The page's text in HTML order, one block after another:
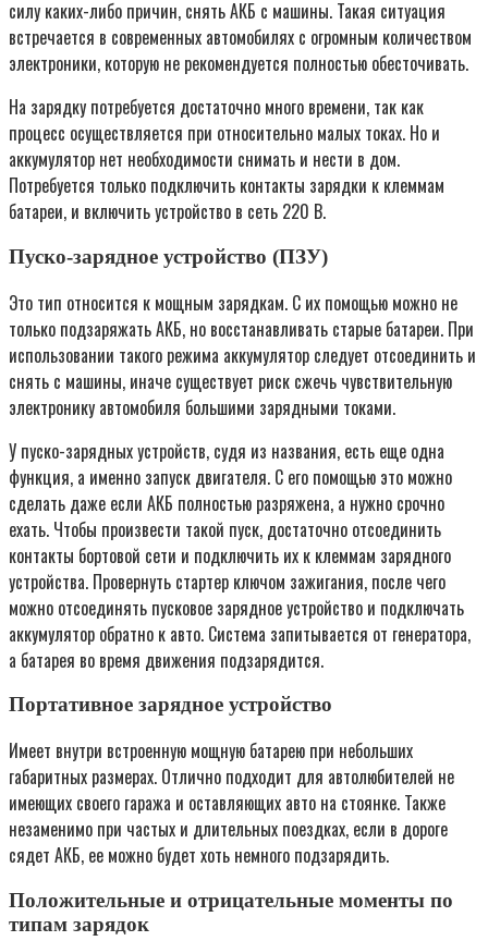
силу каких-либо причин, снять АКБ с машины. Такая ситуация
встречается в современных автомобилях с огромным количеством
электроники, которую не рекомендуется полностью обесточивать.
На зарядку потребуется достаточно много времени, так как
процесс осуществляется при относительно малых токах. Но и
аккумулятор нет необходимости снимать и нести в дом.
Потребуется только подключить контакты зарядки к клеммам
батареи, и включить устройство в сеть 220 В.
Пуско-зарядное устройство (ПЗУ)
Это тип относится к мощным зарядкам. С их помощью можно не
только подзаряжать АКБ, но восстанавливать старые батареи. При
использовании такого режима аккумулятор следует отсоединить и
снять с машины, иначе существует риск сжечь чувствительную
электронику автомобиля большими зарядными токами.
У пуско-зарядных устройств, судя из названия, есть еще одна
функция, а именно запуск двигателя. С его помощью это можно
сделать даже если АКБ полностью разряжена, а нужно срочно
ехать. Чтобы произвести такой пуск, достаточно отсоединить
контакты бортовой сети и подключить их к клеммам зарядного
устройства. Провернуть стартер ключом зажигания, после чего
можно отсоединять пусковое зарядное устройство и подключать
аккумулятор обратно к авто. Система запитывается от генератора,
а батарея во время движения подзарядится.
Портативное зарядное устройство
Имеет внутри встроенную мощную батарею при небольших
габаритных размерах. Отлично подходит для автолюбителей не
имеющих своего гаража и оставляющих авто на стоянке. Также
незаменимо при частых и длительных поездках, если в дороге
сядет АКБ, ее можно будет хоть немного подзарядить.
Положительные и отрицательные моменты по
типам зарядок